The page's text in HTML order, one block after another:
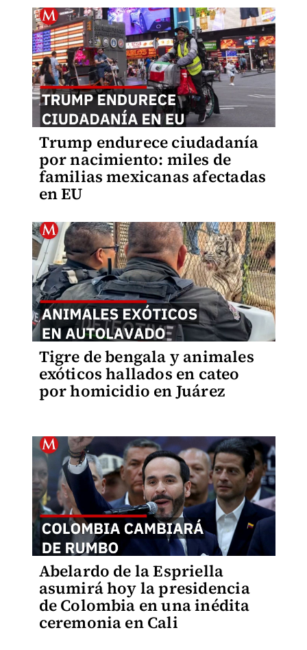
Trump endurece ciudadanía
por nacimiento: miles de
familias mexicanas afectadas
en EU
Tigre de bengala y animales
exóticos hallados en cateo
por homicidio en Juárez
Abelardo de la Espriella
asumirá hoy la presidencia
de Colombia en una inédita
ceremonia en Cali